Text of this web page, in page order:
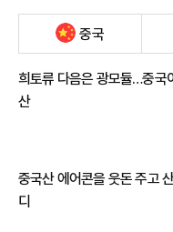
중국
희토류 다음은 광모듈…중국
산
중국산 에어콘을 웃돈 주고
디